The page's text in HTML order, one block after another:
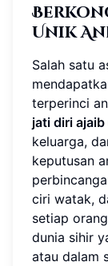
Unik
Salah satu
terperinci
jati diri ajaib
keluarga,
keputusan
ciri watak,
setiap
dunia sihir
atau dalam